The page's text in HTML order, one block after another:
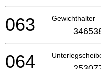
Gewichthalter
063
064